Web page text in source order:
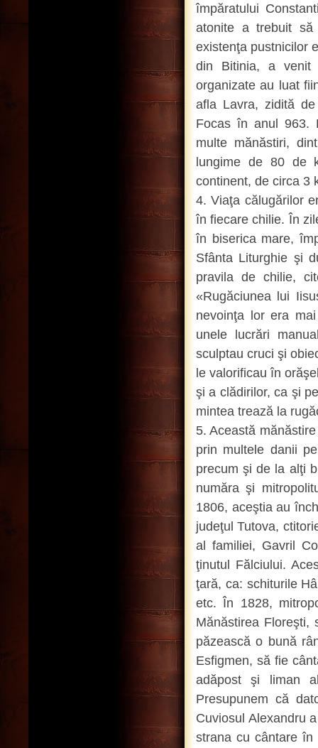
împăratului
atonite a trebuit să
existenţa pustnicilor
din Bitinia, a venit
organizate au luat
afla Lavra, zidită
Focas în anul 963.
multe mănăstiri,
lungime de 80 de
continent, de circa 3
4. Viaţa călugărilor
în fiecare chilie. În
în biserica mare,
Sfânta Liturghie şi
pravila de chilie,
«Rugăciunea lui
nevoinţa lor era
unele lucrări
sculptau cruci şi
le valorificau în
şi a clădirilor, ca şi
mintea trează la
5. Această
prin multele danii
precum şi de la alţi
număra şi
1806, aceştia au
judeţul Tutova,
al familiei, Gavril
ţinutul Fălciului.
ţară, ca: schiturile
etc. În 1828,
Mănăstirea
păzească o bună
Esfigmen, să fie
adăpost şi liman
Presupunem că
Cuviosul Alexandru
strana cu cântare